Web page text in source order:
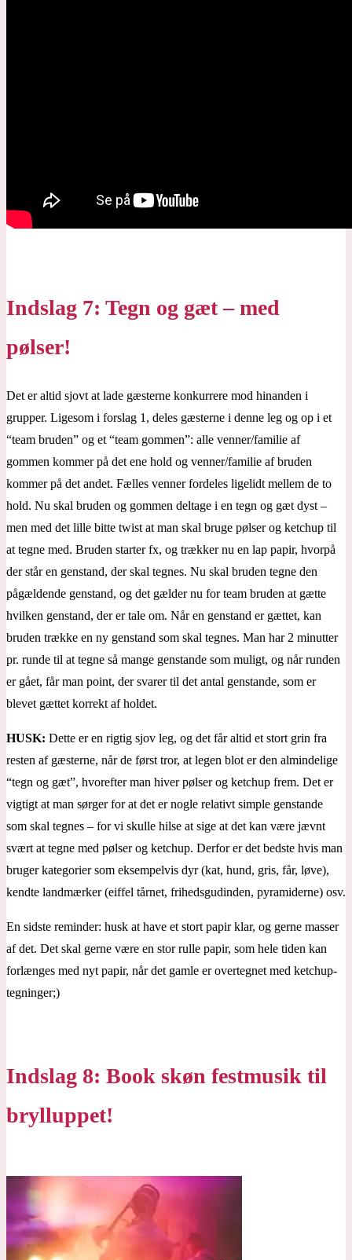
Indslag 7: Tegn og gæt – med
pølser!
Det er altid sjovt at lade gæsterne konkurrere mod hinanden i
grupper. Ligesom i forslag 1, deles gæsterne i denne leg og op i et
“team bruden” og et “team gommen”: alle venner/familie af
gommen kommer på det ene hold og venner/familie af bruden
kommer på det andet. Fælles venner fordeles ligelidt mellem de to
hold. Nu skal bruden og gommen deltage i en tegn og gæt dyst –
men med det lille bitte twist at man skal bruge pølser og ketchup til
at tegne med. Bruden starter fx, og trækker nu en lap papir, hvorpå
der står en genstand, der skal tegnes. Nu skal bruden tegne den
pågældende genstand, og det gælder nu for team bruden at gætte
hvilken genstand, der er tale om. Når en genstand er gættet, kan
bruden trække en ny genstand som skal tegnes. Man har 2 minutter
pr. runde til at tegne så mange genstande som muligt, og når runden
er gået, får man point, der svarer til det antal genstande, som er
blevet gættet korrekt af holdet.
HUSK: Dette er en rigtig sjov leg, og det får altid et stort grin fra
resten af gæsterne, når de først tror, at legen blot er den almindelige
“tegn og gæt”, hvorefter man hiver pølser og ketchup frem. Det er
vigtigt at man sørger for at det er nogle relativt simple genstande
som skal tegnes – for vi skulle hilse at sige at det kan være jævnt
svært at tegne med pølser og ketchup. Derfor er det bedste hvis man
bruger kategorier som eksempelvis dyr (kat, hund, gris, får, løve),
kendte landmærker (eiffel tårnet, frihedsgudinden, pyramiderne) osv.
En sidste reminder: husk at have et stort papir klar, og gerne masser
af det. Det skal gerne være en stor rulle papir, som hele tiden kan
forlænges med nyt papir, når det gamle er overtegnet med ketchup-
tegninger;)
Indslag 8: Book skøn festmusik til
brylluppet!